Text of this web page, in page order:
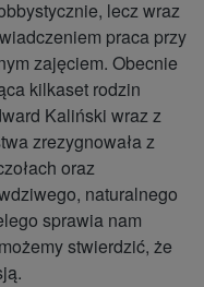
lecz wraz
praca przy
zajęciem. Obecnie
kilkaset rodzin
Kaliński wraz z
zrezygnowała z
oraz
naturalnego
sprawia nam
stwierdzić, że